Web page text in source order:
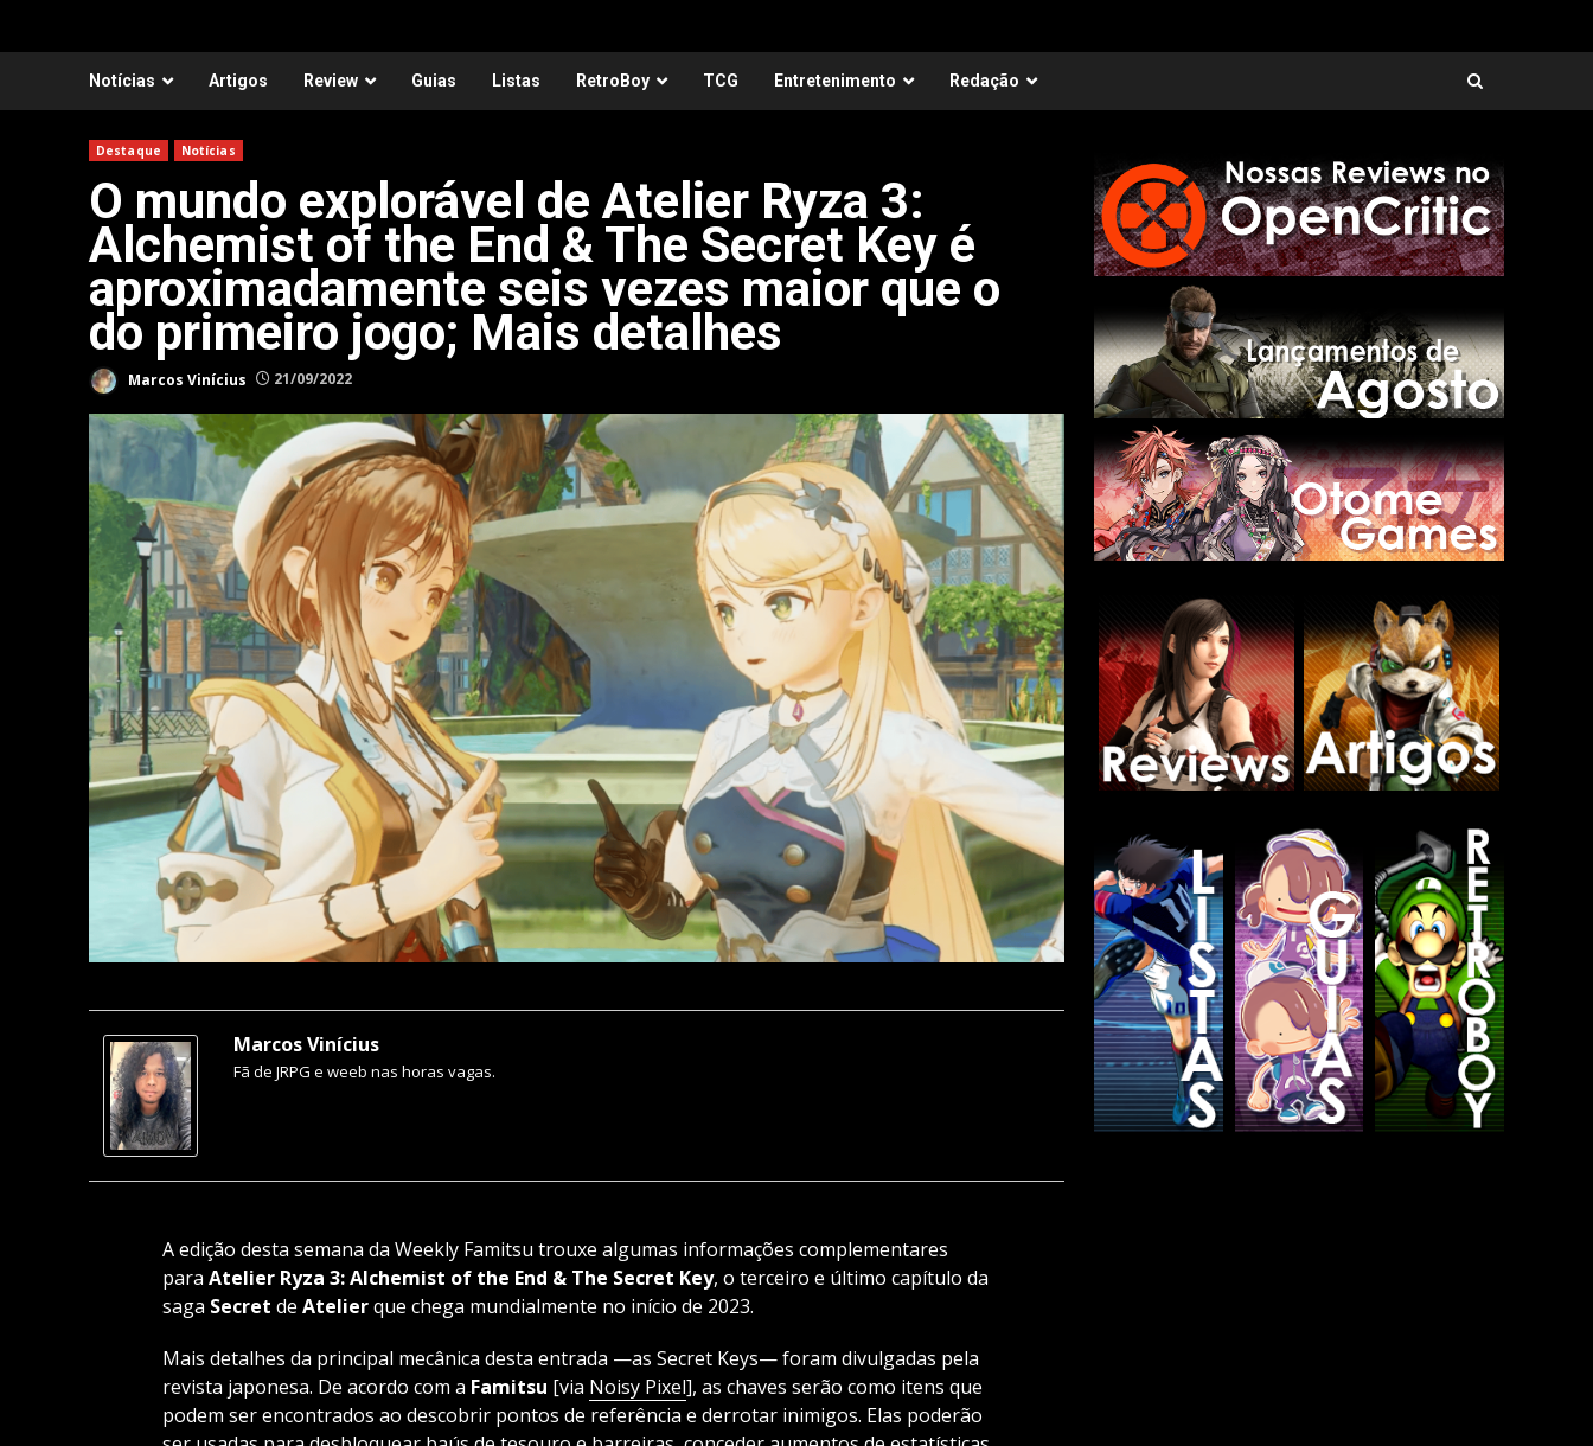
Notícias Artigos Review Guias Listas RetroBoy TCG Entretenimento Redação
Destaque Notícias
O mundo explorável de Atelier Ryza 3:
Alchemist of the End & The Secret Key é
aproximadamente seis vezes maior que o
do primeiro jogo; Mais detalhes
Marcos Vinícius 21/09/2022
Marcos Vinícius
Fã de JRPG e weeb nas horas vagas.
A edição desta semana da Weekly Famitsu trouxe algumas informações complementares
para Atelier Ryza 3: Alchemist of the End & The Secret Key, o terceiro e último capítulo da
saga Secret de Atelierque chega mundialmente no início de 2023.
Mais detalhes da principal mecânica desta entrada —as Secret Keys— foram divulgadas pela
revista japonesa. De acordo com a Famitsu [via Noisy Pixel], as chaves serão como itens que
podem ser encontrados ao descobrir pontos de referência e derrotar inimigos. Elas poderão